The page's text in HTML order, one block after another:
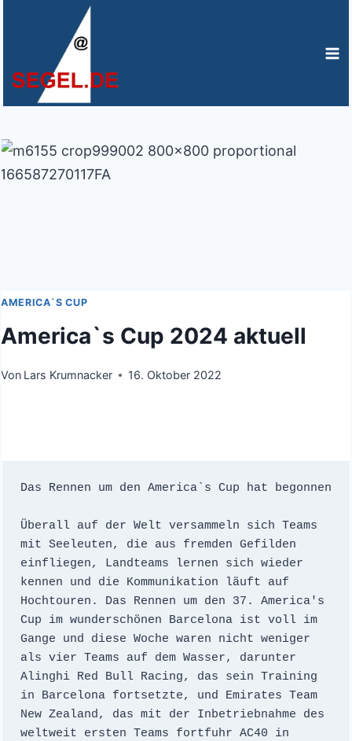
springen
AMERICA`S CUP
America`s Cup 2024 aktuell
Von Lars Krumnacker 16. Oktober 2022
Das Rennen um den America`s Cup hat begonnen
Überall auf der Welt versammeln sich Teams
mit Seeleuten, die aus fremden Gefilden
einfliegen, Landteams lernen sich wieder
kennen und die Kommunikation läuft auf
Hochtouren. Das Rennen um den 37. America's
Cup im wunderschönen Barcelona ist voll im
Gange und diese Woche waren nicht weniger
als vier Teams auf dem Wasser, darunter
Alinghi Red Bull Racing, das sein Training
in Barcelona fortsetzte, und Emirates Team
New Zealand, das mit der Inbetriebnahme des
weltweit ersten Teams fortfuhr AC40 in